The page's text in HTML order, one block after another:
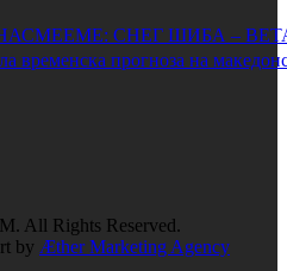
СНЕГ ШИБА –
временска прогноза на
All Rights Reserved.
by Æther Marketing Agency